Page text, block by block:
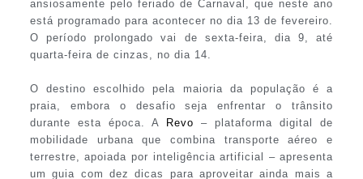
ansiosamente pelo feriado de Carnaval, que neste ano
está programado para acontecer no dia 13 de fevereiro.
O período prolongado vai de sexta-feira, dia 9, até
quarta-feira de cinzas, no dia 14.
O destino escolhido pela maioria da população é a
praia, embora o desafio seja enfrentar o trânsito
durante esta época. A
Revo – plataforma digital de
mobilidade urbana que combina transporte aéreo e
terrestre, apoiada por inteligência artificial – apresenta
um guia com dez dicas para aproveitar ainda mais a